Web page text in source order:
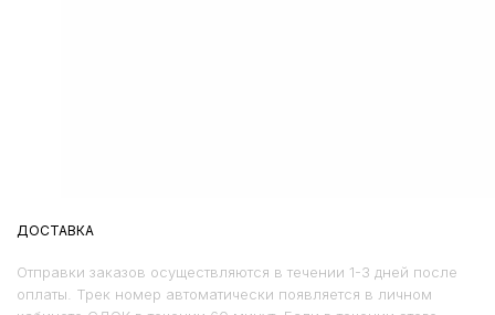
ДОСТАВКА
Отправки заказов осуществляются в течении 1-3 дней после
оплаты. Трек номер автоматически появляется в личном